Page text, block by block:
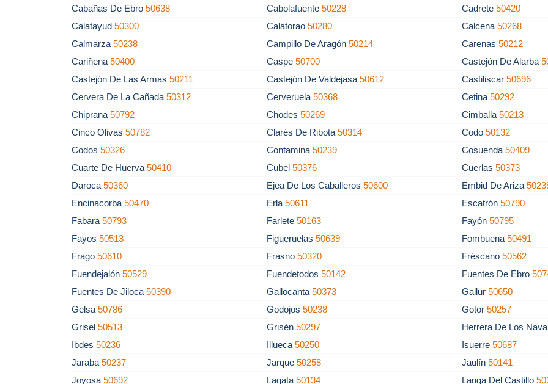
Cabañas De Ebro 50638 Cabolafuente50228 Cadrete50420
Calatayud 50300 Calatorao50280 Calcena50268
Calmarza 50238 Campillo De Aragón50214 Carenas50212
Cariñena 50400 Caspe50700 Castejón De Alarba
Castejón De Las Armas 50211 Castejón De Valdejasa50612 Castiliscar50696
Cervera De La Cañada 50312 Cerveruela50368 Cetina50292
Chiprana 50792 Chodes50269 Cimballa50213
Cinco Olivas 50782 Clarés De Ribota50314 Codo50132
Codos 50326 Contamina50239 Cosuenda50409
Cuarte De Huerva 50410 Cubel50376 Cuerlas50373
Daroca 50360 Ejea De Los Caballeros50600 Embid De Ariza
Encinacorba 50470 Erla50611 Escatrón50790
Fabara 50793 Farlete50163 Fayón50795
Fayos 50513 Figueruelas50639 Fombuena50491
Frago 50610 Frasno50320 Fréscano50562
Fuendejalón 50529 Fuendetodos50142 Fuentes De Ebro
Fuentes De Jiloca 50390 Gallocanta50373 Gallur50650
Gelsa 50786 Godojos50238 Gotor50257
Grisel 50513 Grisén50297 Herrera De Los
Ibdes 50236 Illueca50250 Isuerre50687
Jaraba 50237 Jarque50258 Jaulín50141
Joyosa 50692 Lagata50134 Langa Del Castillo